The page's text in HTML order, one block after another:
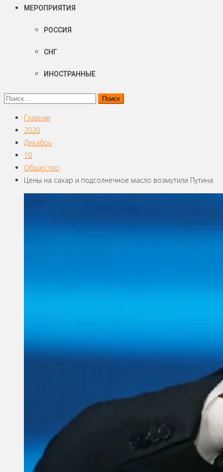
МЕРОПРИЯТИЯ
РОССИЯ
СНГ
ИНОСТРАННЫЕ
Найти:
Главная
2020
Декабрь
10
Общество
Цены на сахар и подсолнечное масло возмутили Путина